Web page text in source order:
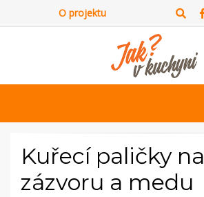
O projektu
Kuřecí paličky na
zázvoru a medu